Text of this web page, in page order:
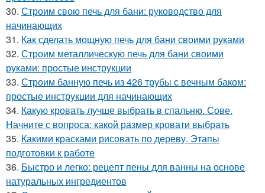
30. Строим свою печь для бани: руководство для
начинающих
31. Как сделать мощную печь для бани своими руками
32. Строим металлическую печь для бани своими
руками: простые инструкции
33. Строим банную печь из 426 трубы с вечным баком:
простые инструкции для начинающих
34. Какую кровать лучше выбрать в спальню. Сове.
Начните с вопроса: какой размер кровати выбрать
35. Какими красками рисовать по дереву. Этапы
подготовки к работе
36. Быстро и легко: рецепт пены для ванны на основе
натуральных ингредиентов